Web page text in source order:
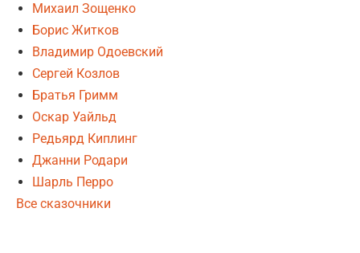
Михаил Зощенко
Борис Житков
Владимир Одоевский
Сергей Козлов
Братья Гримм
Оскар Уайльд
Редьярд Киплинг
Джанни Родари
Шарль Перро
Все сказочники